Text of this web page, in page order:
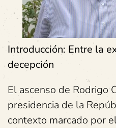
Introducción: Entre la
decepción
El ascenso de Rodrigo
presidencia de la
contexto marcado por